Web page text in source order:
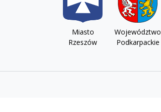
Miasto
Rzeszów
Województwo
Podkarpackie